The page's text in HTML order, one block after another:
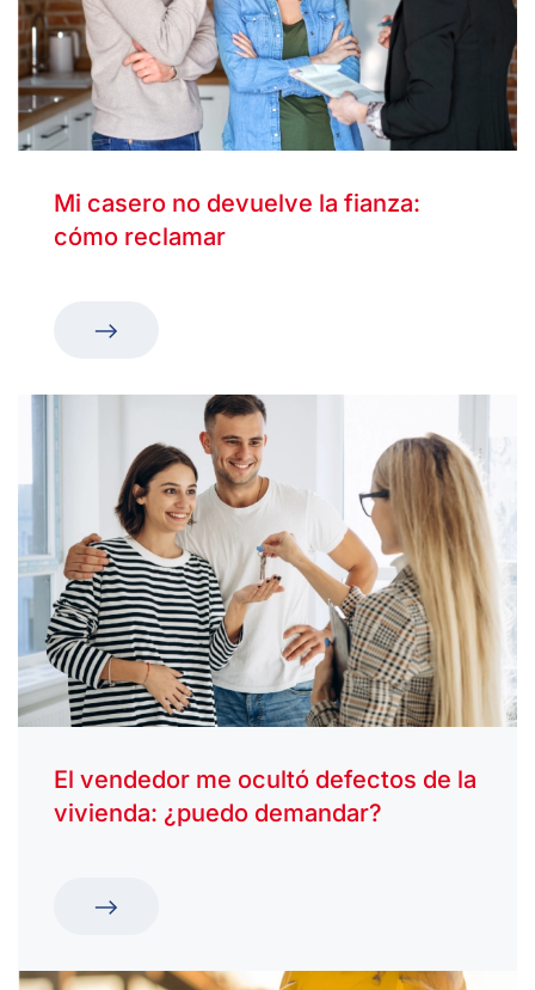
Mi casero no devuelve la fianza:
cómo reclamar
El vendedor me ocultó defectos de la
vivienda: ¿puedo demandar?